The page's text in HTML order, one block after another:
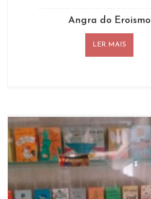
Angra do Eroismo
LER MAIS